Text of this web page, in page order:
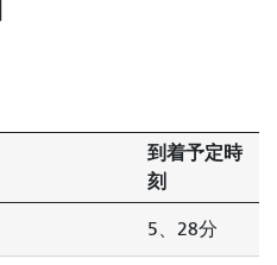
到着予定時
刻
5、28分